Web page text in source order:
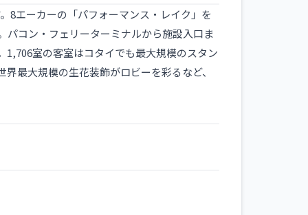
8エーカーの「パフォーマンス・レイク」を
コン・フェリーターミナルから施設入口ま
室の客室はコタイでも最大規模のスタン
最大規模の生花装飾がロビーを彩るなど、